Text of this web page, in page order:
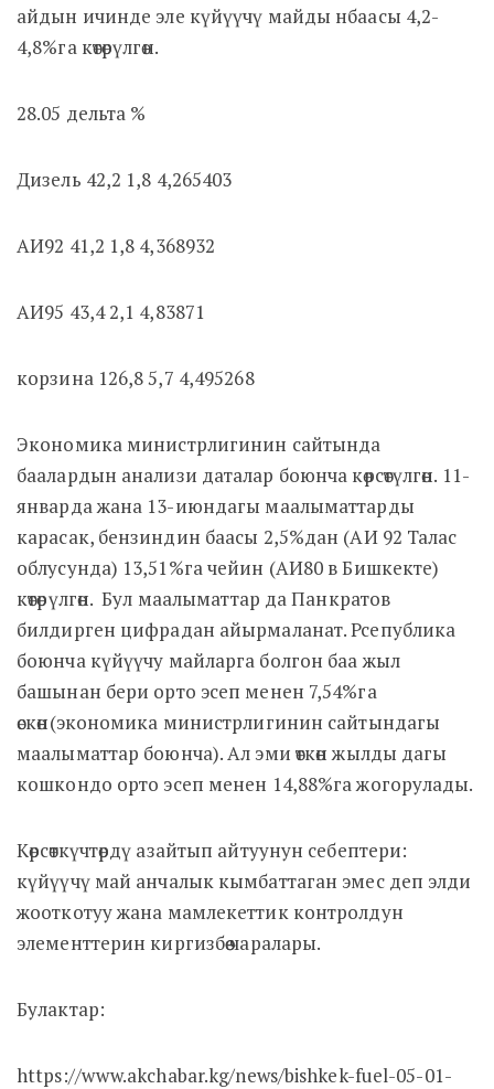
айдын ичинде эле күйүүчү майды нбаасы 4,2-
4,8%га көтөрүлгөн.
28.05 дельта %
Дизель 42,2 1,8 4,265403
АИ92 41,2 1,8 4,368932
АИ95 43,4 2,1 4,83871
корзина 126,8 5,7 4,495268
Экономика министрлигинин сайтында
баалардын анализи даталар боюнча көрсөтүлгөн. 11-
январда жана 13-июндагы маалыматтарды
карасак, бензиндин баасы 2,5%дан (АИ 92 Талас
облусунда) 13,51%га чейин (АИ80 в Бишкекте)
көтөрүлгөн. Бул маалыматтар да Панкратов
билдирген цифрадан айырмаланат. Рсепублика
боюнча күйүүчу майларга болгон баа жыл
башынан бери орто эсеп менен 7,54%га
өскөн(экономика министрлигинин сайтындагы
маалыматтар боюнча). Ал эми өткөн жылды дагы
кошкондо орто эсеп менен 14,88%га жогорулады.
Көрсөткүчтөрдү азайтып айтуунун себептери:
күйүүчү май анчалык кымбаттаган эмес деп элди
жооткотуу жана мамлекеттик контролдун
элементтерин киргизбөө чаралары.
Булактар:
https://www.akchabar.kg/news/bishkek-fuel-05-01-